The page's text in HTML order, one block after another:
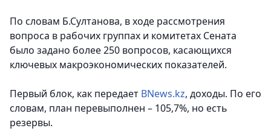
По словам Б.Султанова, в ходе рассмотрения
вопроса в рабочих группах и комитетах Сената
было задано более 250 вопросов, касающихся
ключевых макроэкономических показателей.
Первый блок, как передает BNews.kz, доходы. По его
словам, план перевыполнен – 105,7%, но есть
резервы.